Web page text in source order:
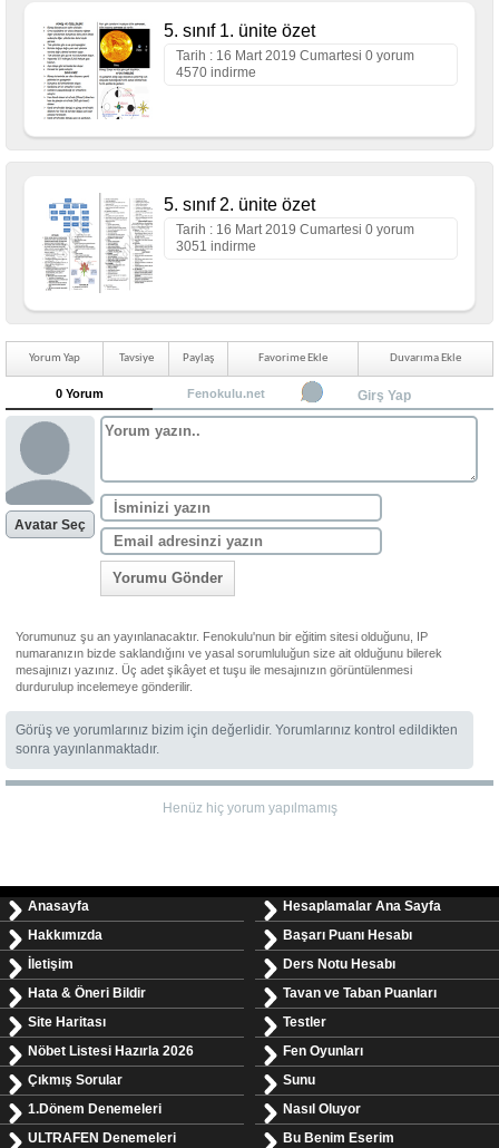
5. sınıf 1. ünite özet
Tarih : 16 Mart 2019 Cumartesi 0 yorum
4570 indirme
5. sınıf 2. ünite özet
Tarih : 16 Mart 2019 Cumartesi 0 yorum
3051 indirme
Yorum Yap Tavsiye Paylaş Favorime Ekle Duvarıma Ekle
0 Yorum Fenokulu.net Girş Yap
Avatar Seç
Yorumu Gönder
Yorumunuz şu an yayınlanacaktır. Fenokulu'nun bir eğitim sitesi olduğunu, IP
numaranızın bizde saklandığını ve yasal sorumluluğun size ait olduğunu bilerek
mesajınızı yazınız. Üç adet şikâyet et tuşu ile mesajınızın görüntülenmesi
durdurulup incelemeye gönderilir.
Görüş ve yorumlarınız bizim için değerlidir. Yorumlarınız kontrol edildikten
sonra yayınlanmaktadır.
Henüz hiç yorum yapılmamış
Anasayfa
Hakkımızda
İletişim
Hata & Öneri Bildir
Site Haritası
Nöbet Listesi Hazırla 2026
Çıkmış Sorular
1.Dönem Denemeleri
ULTRAFEN Denemeleri
Hesaplamalar Ana Sayfa
Başarı Puanı Hesabı
Ders Notu Hesabı
Tavan ve Taban Puanları
Testler
Fen Oyunları
Sunu
Nasıl Oluyor
Bu Benim Eserim